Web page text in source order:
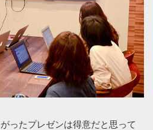
ったプレゼンは得意だと思って